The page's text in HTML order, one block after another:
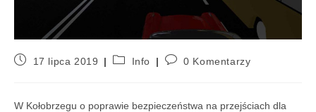
17 lipca 2019 Info 0 Komentarzy
W Kołobrzegu o poprawie bezpieczeństwa na przejściach dla